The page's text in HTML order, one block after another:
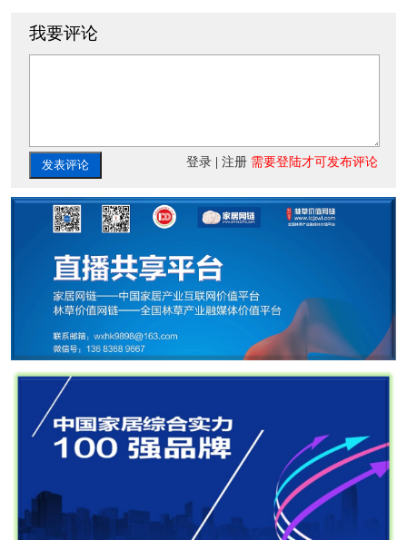
我要评论
发表评论 登录 |注册 需要登陆才可发布评论